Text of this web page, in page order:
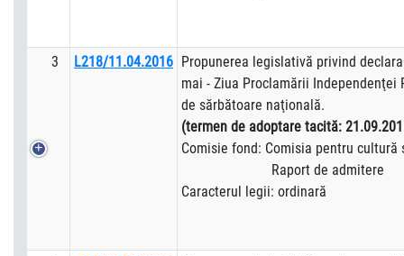
3 L218/11.04.2016 Propunerea legislativă privind
mai - Ziua Proclamării Independenţei
de sărbătoare naţională.
(termen de adoptare tacită:
Comisie fond: Comisia pentru cultură
Raport de admitere
Caracterul legii: ordinară